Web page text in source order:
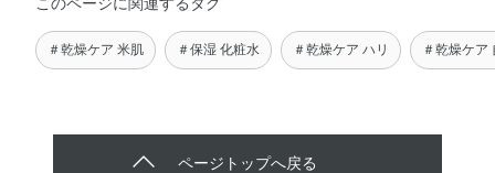
＃乾燥ケア 米肌 ＃保湿 化粧水 ＃乾燥ケア ハリ ＃乾燥ケア
ページトップへ戻る